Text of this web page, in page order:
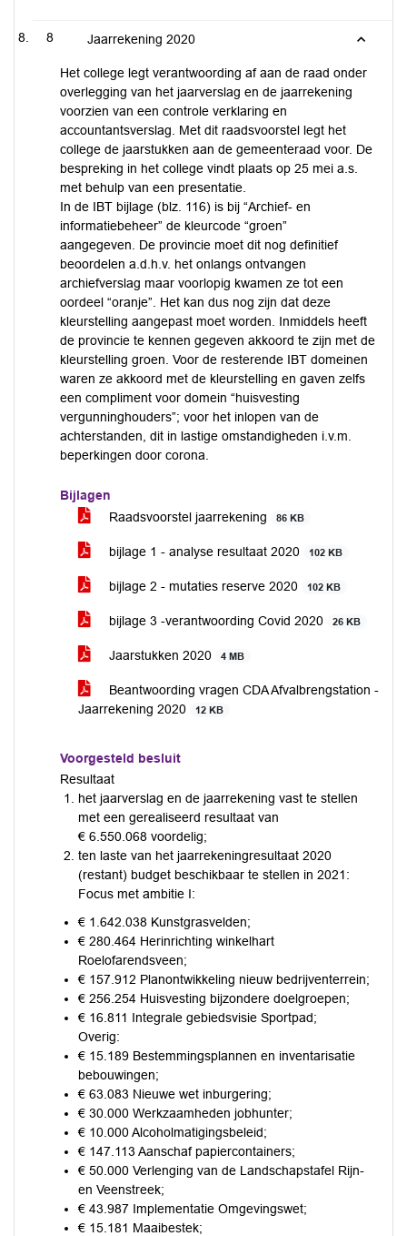
8 Jaarrekening 2020
Het college legt verantwoording af aan de raad onder
overlegging van het jaarverslag en de jaarrekening
voorzien van een controle verklaring en
accountantsverslag. Met dit raadsvoorstel legt het
college de jaarstukken aan de gemeenteraad voor. De
bespreking in het college vindt plaats op 25 mei a.s.
met behulp van een presentatie.
In de IBT bijlage (blz. 116) is bij “Archief- en
informatiebeheer” de kleurcode “groen”
aangegeven. De provincie moet dit nog definitief
beoordelen a.d.h.v. het onlangs ontvangen
archiefverslag maar voorlopig kwamen ze tot een
oordeel “oranje”. Het kan dus nog zijn dat deze
kleurstelling aangepast moet worden. Inmiddels heeft
de provincie te kennen gegeven akkoord te zijn met de
kleurstelling groen. Voor de resterende IBT domeinen
waren ze akkoord met de kleurstelling en gaven zelfs
een compliment voor domein “huisvesting
vergunninghouders”; voor het inlopen van de
achterstanden, dit in lastige omstandigheden i.v.m.
beperkingen door corona.
Bijlagen
Raadsvoorstel jaarrekening
86 KB
bijlage 1 - analyse resultaat 2020 102 KB
bijlage 2 - mutaties reserve 2020 102 KB
bijlage 3 -verantwoording Covid 2020 26 KB
Jaarstukken 2020 4 MB
Beantwoording vragen CDA Afvalbrengstation -
Jaarrekening 2020
12 KB
Voorgesteld besluit
Resultaat
het jaarverslag en de jaarrekening vast te stellen
met een gerealiseerd resultaat van
€ 6.550.068 voordelig;
ten laste van het jaarrekeningresultaat 2020
(restant) budget beschikbaar te stellen in 2021:
Focus met ambitie I:
€ 1.642.038 Kunstgrasvelden;
€ 280.464 Herinrichting winkelhart
Roelofarendsveen;
€ 157.912 Planontwikkeling nieuw bedrijventerrein;
€ 256.254 Huisvesting bijzondere doelgroepen;
€ 16.811 Integrale gebiedsvisie Sportpad;
Overig:
€ 15.189 Bestemmingsplannen en inventarisatie
bebouwingen;
€ 63.083 Nieuwe wet inburgering;
€ 30.000 Werkzaamheden jobhunter;
€ 10.000 Alcoholmatigingsbeleid;
€ 147.113 Aanschaf papiercontainers;
€ 50.000 Verlenging van de Landschapstafel Rijn-
en Veenstreek;
€ 43.987 Implementatie Omgevingswet;
€ 15.181 Maaibestek;